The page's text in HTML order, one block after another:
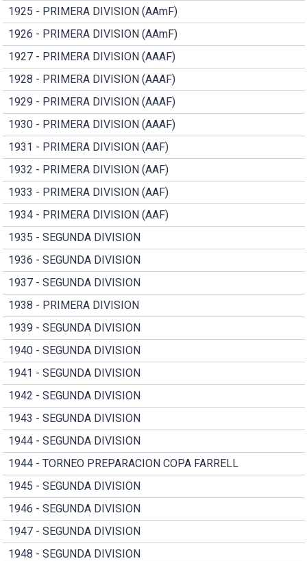
1925 - PRIMERA DIVISION (AAmF)
1926 - PRIMERA DIVISION (AAmF)
1927 - PRIMERA DIVISION (AAAF)
1928 - PRIMERA DIVISION (AAAF)
1929 - PRIMERA DIVISION (AAAF)
1930 - PRIMERA DIVISION (AAAF)
1931 - PRIMERA DIVISION (AAF)
1932 - PRIMERA DIVISION (AAF)
1933 - PRIMERA DIVISION (AAF)
1934 - PRIMERA DIVISION (AAF)
1935 - SEGUNDA DIVISION
1936 - SEGUNDA DIVISION
1937 - SEGUNDA DIVISION
1938 - PRIMERA DIVISION
1939 - SEGUNDA DIVISION
1940 - SEGUNDA DIVISION
1941 - SEGUNDA DIVISION
1942 - SEGUNDA DIVISION
1943 - SEGUNDA DIVISION
1944 - SEGUNDA DIVISION
1944 - TORNEO PREPARACION COPA FARRELL
1945 - SEGUNDA DIVISION
1946 - SEGUNDA DIVISION
1947 - SEGUNDA DIVISION
1948 - SEGUNDA DIVISION